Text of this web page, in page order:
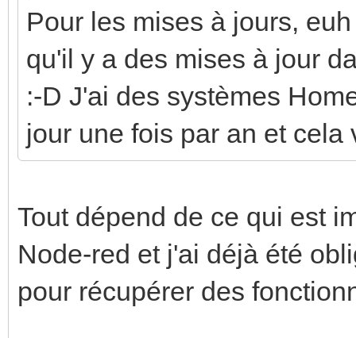
Pour les mises à jours,
qu'il y a des mises à jour
:-D J'ai des systèmes
jour une fois par an et
Tout dépend de ce qui est
Node-red et j'ai déjà été
pour récupérer des